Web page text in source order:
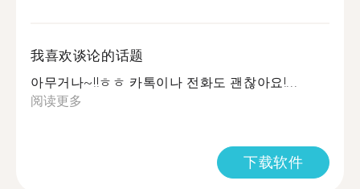
我喜欢谈论的话题
아무거나~!!ㅎㅎ 카톡이나 전화도 괜찮아요!...
阅读更多
下载软件